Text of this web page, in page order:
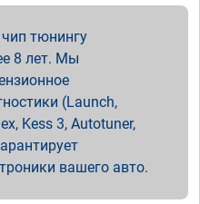
тюнингу
8 лет. Мы
(Launch,
Kess 3, Autotuner,
вашего авто.